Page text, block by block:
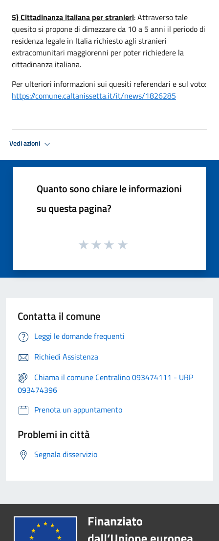
5) Cittadinanza italiana per stranieri: Attraverso tale
quesito si propone di dimezzare da 10 a 5 anni il periodo di
residenza legale in Italia richiesto agli stranieri
extracomunitari maggiorenni per poter richiedere la
cittadinanza italiana.
Per ulteriori informazioni sui quesiti referendari e sul voto:
https://comune.caltanissetta.it/it/news/1826285
Vedi azioni
Quanto sono chiare le informazioni
su questa pagina?
Contatta il comune
Leggi le domande frequenti
Richiedi Assistenza
Chiama il comune Centralino 093474111 - URP
093474396
Prenota un appuntamento
Problemi in città
Segnala disservizio